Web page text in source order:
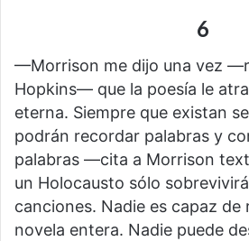
6
—Morrison me dijo una vez
Hopkins— que la poesía le
eterna. Siempre que existan
podrán recordar palabras y
palabras —cita a Morrison
un Holocausto sólo
canciones. Nadie es capaz de
novela entera. Nadie puede